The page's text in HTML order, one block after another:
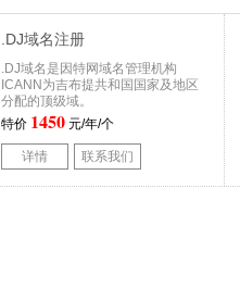
.DJ域名注册
.DJ域名是因特网域名管理机构
ICANN为吉布提共和国国家及地区
分配的顶级域。
特价 1450 元/年/个
详情 联系我们